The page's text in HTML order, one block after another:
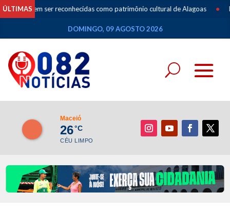
ÚLTIMASser reconhecidas como patrimônio cultural de Alagoas •
DOMINGO, 09 AGOSTO 2026
Maceió
26°C
CÉU LIMPO